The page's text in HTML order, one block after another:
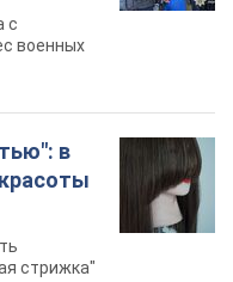
с
военных
в
стрижка"